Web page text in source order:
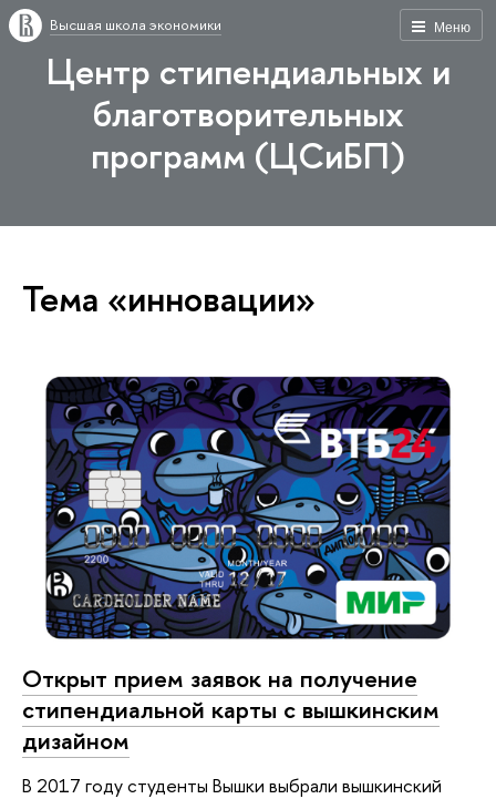
Меню
Высшая школа экономики
Центр стипендиальных и
благотворительных
программ (ЦСиБП)
Тема «инновации»
Открыт прием заявок на получение
стипендиальной карты с вышкинским
дизайном
В 2017 году студенты Вышки выбрали вышкинский